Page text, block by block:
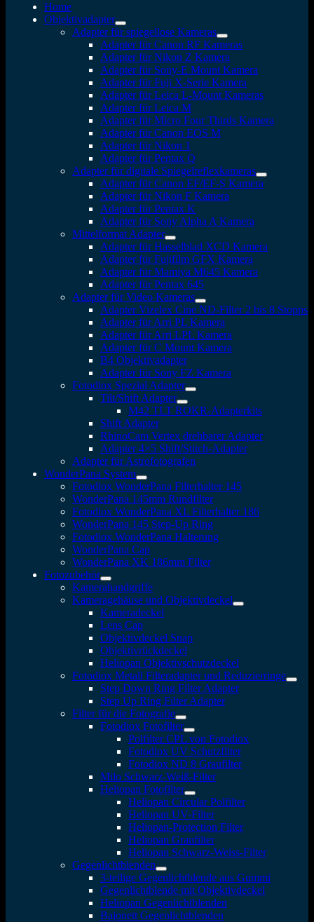
Home
Objektivadapter
Adapter für spiegellose Kameras
Adapter für Canon RF Kameras
Adapter für Nikon Z Kamera
Adapter für Sony-E Mount Kamera
Adapter für Fuji X-Serie Kamera
Adapter für Leica L-Mount Kameras
Adapter für Leica M
Adapter für Micro Four Thirds Kamera
Adapter für Canon EOS M
Adapter für Nikon 1
Adapter für Pentax Q
Adapter für digitale Spiegelreflexkameras
Adapter für Canon EF/EF-S Kamera
Adapter für Nikon F Kamera
Adapter für Pentax K
Adapter für Sony Alpha A Kamera
Mittelformat Adapter
Adapter für Hasselblad XCD Kamera
Adapter für Fujifilm GFX Kamera
Adapter für Mamiya M645 Kamera
Adapter für Pentax 645
Adapter für Video Kameras
Adapter Vizelex Cine ND-Filter 2 bis 8 Stopps
Adapter für Arri PL Kamera
Adapter für Arri LPL Kamera
Adapter für C Mount Kamera
B4 Objektivadapter
Adapter für Sony FZ Kamera
Fotodiox Spezial Adapter
Tilt/Shift Adapter
M42 TLT ROKR-Adapterkits
Shift Adapter
RhinoCam Vertex drehbarer Adapter
Adapter 4×5 Shift/Stitch-Adapter
Adapter für Astrofotografen
WonderPana System
Fotodiox WonderPana Filterhalter 145
WonderPana 145mm Rundfilter
Fotodiox WonderPana XL Filterhalter 186
WonderPana 145 Step-Up Ring
Fotodiox WonderPana Halterung
WonderPana Cap
WonderPana XK 186mm Filter
Fotozubehör
Kamerahandgriffe
Kameragehäuse und Objektivdeckel
Kameradeckel
Lens Cap
Objektivdeckel Snap
Objektivrückdeckel
Heliopan Objektivschutzdeckel
Fotodiox Metall Filteradapter und Reduzierringe
Step Down Ring Filter Adapter
Step Up Ring Filter Adapter
Filter für die Fotografie
Fotodiox Fotofilter
Polfilter CPL von Fotodiox
Fotodiox UV Schutzfilter
Fotodiox ND 8 Graufilter
Milo Schwarz-Weiß-Filter
Heliopan Fotofilter
Heliopan Circular Polfilter
Heliopan UV-Filter
Heliopan-Protection Filter
Heliopan Graufilter
Heliopan Schwarz-Weiss-Filter
Gegenlichtblenden
3-teilige Gegenlichtblende aus Gummi
Gegenlichtblende mit Objektivdeckel
Heliopan Gegenlichtblenden
Bajonett Gegenlichtblenden